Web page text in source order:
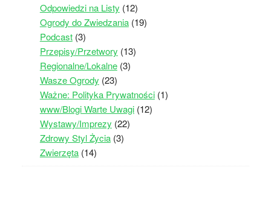
Odpowiedzi na Listy (12)
Ogrody do Zwiedzania(19)
Podcast(3)
Przepisy/Przetwory (13)
Regionalne/Lokalne(3)
Wasze Ogrody (23)
Ważne: Polityka Prywatności(1)
www/Blogi Warte Uwagi(12)
Wystawy/Imprezy (22)
Zdrowy Styl Życia(3)
Zwierzęta(14)